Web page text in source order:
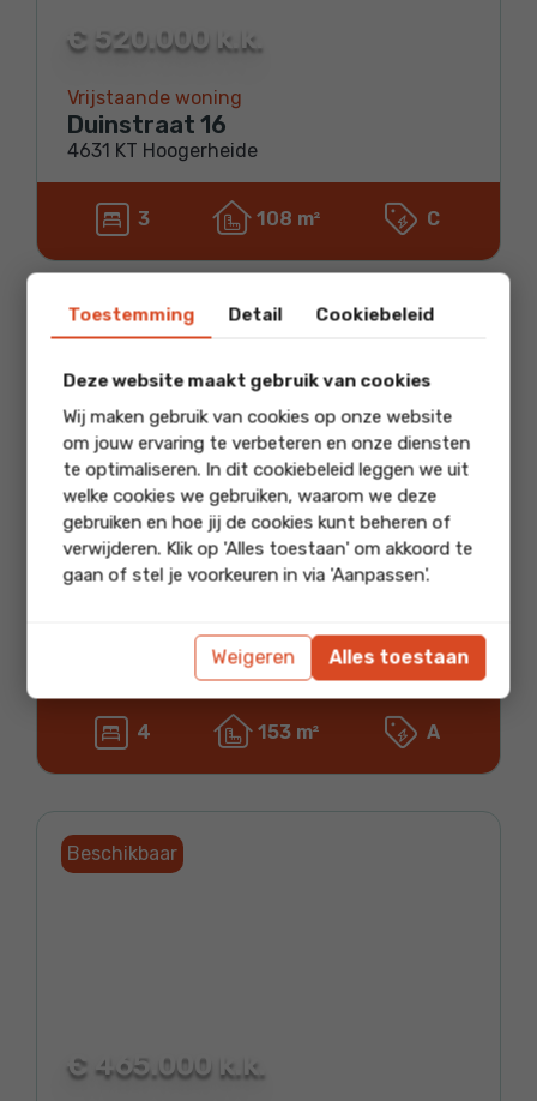
€ 520.000 k.k.
Vrijstaande woning
Duinstraat 16
4631 KT Hoogerheide
3 108 m² C
Beschikbaar
€ 495.000 k.k.
Putseweg 19
4631 CH Hoogerheide
4 153 m² A
Beschikbaar
€ 465.000 k.k.
Toestemming Detail Cookiebeleid
Deze website maakt gebruik van cookies
Wij maken gebruik van cookies op onze website
om jouw ervaring te verbeteren en onze diensten
te optimaliseren. In dit cookiebeleid leggen we uit
welke cookies we gebruiken, waarom we deze
gebruiken en hoe jij de cookies kunt beheren of
verwijderen. Klik op 'Alles toestaan' om akkoord te
gaan of stel je voorkeuren in via 'Aanpassen'.
Weigeren Alles toestaan